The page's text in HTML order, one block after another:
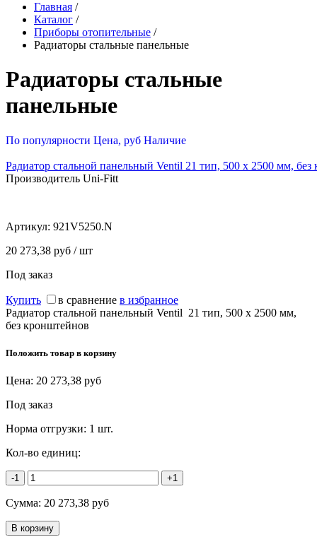
Главная /
Каталог /
Приборы отопительные /
Радиаторы стальные панельные
Радиаторы стальные
панельные
По популярности Цена, руб Наличие
Радиатор стальной панельный Ventil 21 тип, 500 х 2500 мм,
Производитель Uni-Fitt
Артикул: 921V5250.N
20 273,38 руб / шт
Под заказ
Купить в сравнение в избранное
Радиатор стальной панельный Ventil 21 тип, 500 х 2500 мм,
без кронштейнов
Положить товар в корзину
Цена: 20 273,38 руб
Под заказ
Норма отгрузки: 1 шт.
Кол-во единиц:
-1 +1
Сумма: 20 273,38 руб